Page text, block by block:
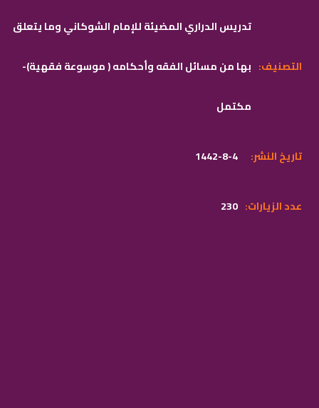
تدريس الدراري المضيئة للإمام الشوكاني وما يتعلق
بها من مسائل الفقه وأحكامه ( موسوعة فقهية)-
مكتمل
:التصنيف
1442-8-4 :تاريخ النشر
230 :عدد الزيارات